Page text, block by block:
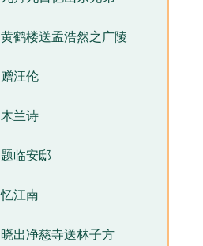
黄鹤楼送孟浩然之广陵
赠汪伦
木兰诗
题临安邸
忆江南
晓出净慈寺送林子方